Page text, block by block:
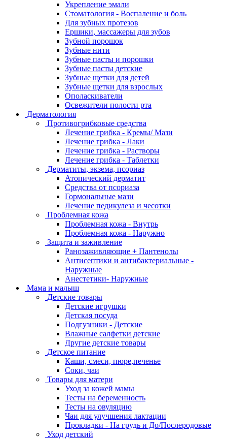
Укрепление эмали
Стоматология - Воспаление и боль
Для зубных протезов
Ершики, массажеры для зубов
Зубной порошок
Зубные нити
Зубные пасты и порошки
Зубные пасты детские
Зубные щетки для детей
Зубные щетки для взрослых
Ополаскиватели
Освежители полости рта
Дерматология
Противогрибковые средства
Лечение грибка - Кремы/ Мази
Лечение грибка - Лаки
Лечение грибка - Растворы
Лечение грибка - Таблетки
Дерматиты, экзема, псориаз
Атопический дерматит
Средства от псориаза
Гормональные мази
Лечение педикулеза и чесотки
Проблемная кожа
Проблемная кожа - Внутрь
Проблемная кожа - Наружно
Защита и заживление
Ранозаживляющие + Пантенолы
Антисептики и антибактериальные -
Наружные
Анестетики- Наружные
Мама и малыш
Детские товары
Детские игрушки
Детская посуда
Подгузники - Детские
Влажные салфетки детские
Другие детские товары
Детское питание
Каши, смеси, пюре,печенье
Соки, чаи
Товары для матери
Уход за кожей мамы
Тесты на беременность
Тесты на овуляцию
Чаи для улучшения лактации
Прокладки - На грудь и До/Послеродовые
Уход детский